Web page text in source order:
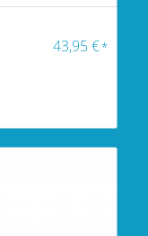
43,95€*